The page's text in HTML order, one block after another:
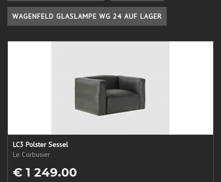
WAGENFELD GLASLAMPE WG 24 AUF LAGER
LC3 Polster Sessel
Le Corbusier
€ 1 249.00